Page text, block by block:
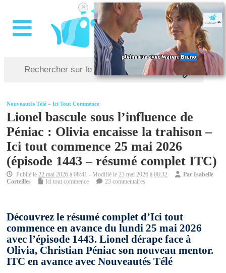
Nouveautés Télé »Ici Tout Commence
Lionel bascule sous l’influence de
Péniac : Olivia encaisse la trahison –
Ici tout commence 25 mai 2026
(épisode 1443 – résumé complet ITC)
Publié le22 mai 2026 à 08:41 - Modifié le23 mai 2026 à 08:32 ParIsabelle
Corteilles
Ici tout commence 23 commentaires
Découvrez le résumé complet d’Ici tout
commence en avance du lundi 25 mai 2026
avec l’épisode 1443. Lionel dérape face à
Olivia, Christian Péniac son nouveau mentor.
ITC en avance avec Nouveautés Télé
×